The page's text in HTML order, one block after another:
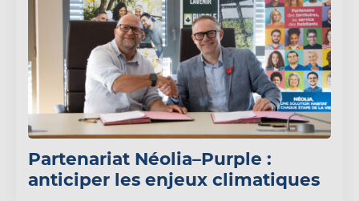
Partenariat Néolia–Purple :
anticiper les enjeux climatiques